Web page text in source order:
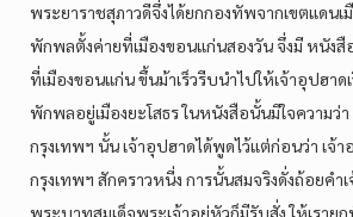
พระยาราชสุภาวดีจึ่งได้ยกกองทัพจากเขตแดน
พักพลตั้งค่ายที่เมืองขอนแก่นสองวัน จึ่งมี หนังสื
ที่เมืองขอนแก่น ขึ้นม้าเร็วรีบนำไปให้เจ้าอุปฮาด
พักพลอยู่เมืองยะโสธร ในหนังสือนั้นมีใจความว่า
กรุงเทพฯ นั้น เจ้าอุปฮาดได้พูดไว้แต่ก่อนว่า เจ้
กรุงเทพฯ สักคราวหนี่ง การนั้นสมจริงดั่งถ้อยคำ
พระบาทสมเด็จพระเจ้าอยู่หัวก็มีรับสั่ง ให้เราย